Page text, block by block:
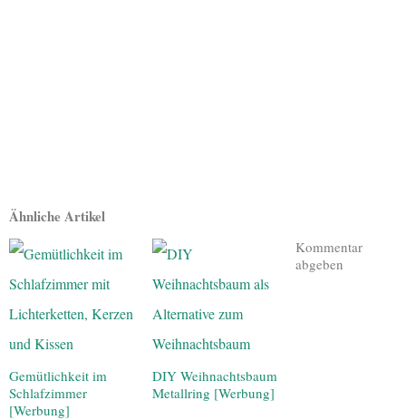
Ähnliche Artikel
Gemütlichkeit im
Schlafzimmer
[Werbung]
DIY Weihnachtsbaum
Metallring [Werbung]
Kommentar
abgeben